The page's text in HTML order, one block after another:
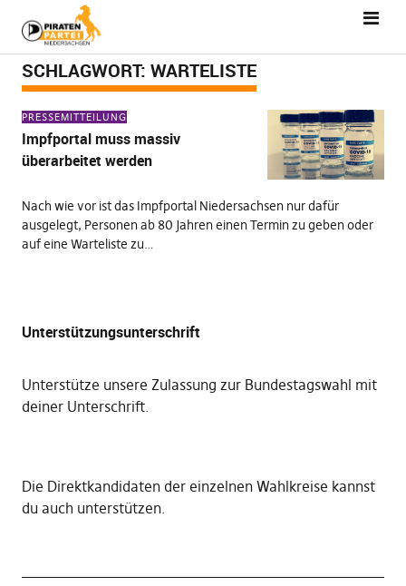
SCHLAGWORT: WARTELISTE
PRESSEMITTEILUNG
Impfportal muss massiv
überarbeitet werden
Nach wie vor ist das Impfportal Niedersachsen nur dafür
ausgelegt, Personen ab 80 Jahren einen Termin zu geben oder
auf eine Warteliste zu…
Unterstützungsunterschrift
Unterstütze unsere Zulassung zur Bundestagswahl mit
deiner Unterschrift.
Die Direktkandidaten der einzelnen Wahlkreise kannst
du auch unterstützen.